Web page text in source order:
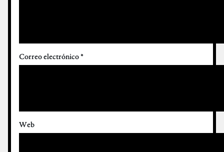
Correo electrónico*
Web